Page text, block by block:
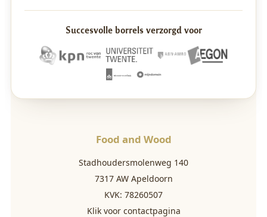
Succesvolle borrels verzorgd voor
Food and Wood
Stadhoudersmolenweg 140
7317 AW Apeldoorn
KVK: 78260507
Klik voor contactpagina